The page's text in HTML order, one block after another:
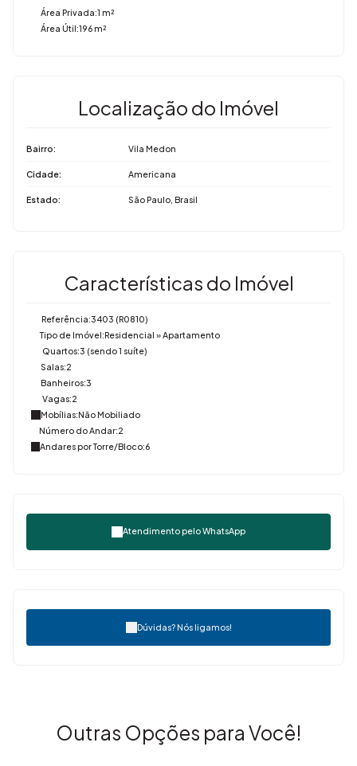
Área Privada:1 m²
Área Útil:196 m²
Localização do Imóvel
Bairro: Vila Medon
Cidade: Americana
Estado: São Paulo, Brasil
Características do Imóvel
Referência:3403 (R0810)
Tipo de Imóvel:Residencial » Apartamento
Quartos:3 (sendo 1 suíte)
Salas:2
Banheiros:3
Vagas:2
Mobílias:Não Mobiliado
Número do Andar:2
Andares por Torre/Bloco:6
Atendimento peloWhatsApp
Dúvidas? Nós ligamos!
Outras Opções para Você!